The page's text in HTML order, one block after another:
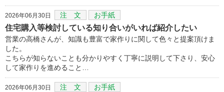
2026年06月30日 注 文 お手紙
住宅購入等検討している知り合いがいれば紹介したい
営業の高橋さんが、知識も豊富で家作りに関して色々と提案頂けま
した。
こちらが知らないことも分かりやすく丁寧に説明して下さり、安心
して家作りを進めること…
2026年06月30日 注 文 お手紙